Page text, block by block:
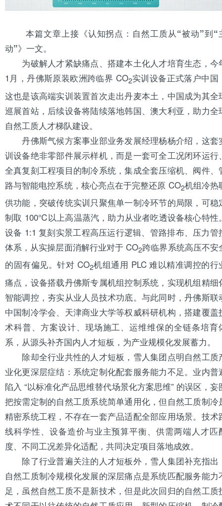
本篇文章上接《认知拐点：自然工质从“被动”到“
动”》一文。
为破解人才紧缺痛点、搭建本土化人才培育生态，今
1月，丹佛斯原装欧洲跨临界 CO2实训设备正式落户中国
这也是该高端实训装置首次走出丹麦本土，中国成为其全
巡展首站，后续设备将陆续落地韩国、澳大利亚，助力全
自然工质人才梯队建设。
丹佛斯气候方案事业部业务发展经理杨杨介绍，这套
训设备绝非零部件展示样机，而是一套可全工况闭环运行
全真复刻工程项目的制冷系统，集成全套压缩机、阀件、
路与智能电控系统，核心亮点在于完整还原 CO2机组冷热
供功能，突破传统实训只聚焦单一制冷环节的局限，可稳
制取 100℃以上高温蒸汽，助力从业者吃透设备核心特性
设备 1:1 复刻实景工程高压运行逻辑、管路排布、压力管
体系，从实操层面消解行业对于 CO2跨临界系统高压不安
的固有偏见。针对 CO2机组通用 PLC 难以精准调控的行
痛点，设备搭载丹佛斯专属机组控制系统，实现机组精细
智能调控，夯实从业人员技术功底。与此同时，丹佛斯联
中国制冷学会、 天津商业大学等权 威科研机构，搭建覆盖
术科普、方案设计、现场施工、运维维保的全链条培育
系，从源头补齐国内人才短板，为产业规模化发展蓄力。
除却全行业共性的人才短板，雪人集团点明自然工质
业化更深层症结：系统定制化配套服务能力不足。业内普
陷入 “以标准化产品思维替代场景化方案思维” 的误区，妄
把按需定制的自然工质系统简单通用化，但自然工质制冷
精密系统工程，不存在一套产品适配全部应用场景。技术
线科学性、设备造价与业主预算平衡、供需两端人才匹
度、不同工况差异化适配，共同决定项目落地成效。
除了行业普遍关注的人才短板外，雪人集团补充指出
自然工质制冷规模化发展的深层痛点是系统匹配服务能力
足，虽然自然工质不是新技术，但是此次回归的自然工质